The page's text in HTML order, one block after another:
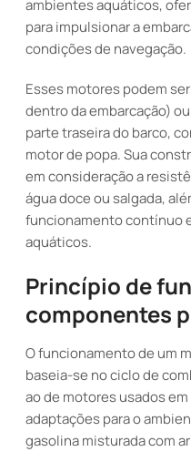
ambientes aquáticos,
para impulsionar a
condições de navegação.
Esses motores podem
dentro da embarcação)
parte traseira do barco,
motor de popa. Sua
em consideração a
água doce ou salgada,
funcionamento contínuo
aquáticos.
Princípio de
componentes
O funcionamento de um
baseia-se no ciclo de
ao de motores usados
adaptações para o
gasolina misturada com